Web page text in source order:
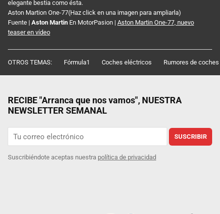
elegante bestia como ésta.
Aston Martion One-77(Haz click en una imagen para ampliarla)
Fuente | Aston Martin En MotorPasion | Aston Martin One-77, nuevo
teaser en vídeo
OTROS TEMAS: Fórmula1 Coches eléctricos Rumores de coches
RECIBE "Arranca que nos vamos", NUESTRA
NEWSLETTER SEMANAL
SUSCRIBIR
Suscribiéndote aceptas nuestra política de privacidad